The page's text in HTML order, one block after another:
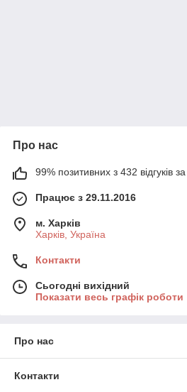
Про нас
99% позитивних з 432 відгуків за
Працює з 29.11.2016
м. Харків
Харків, Україна
Контакти
Сьогодні вихідний
Показати весь графік роботи
Про нас
Контакти